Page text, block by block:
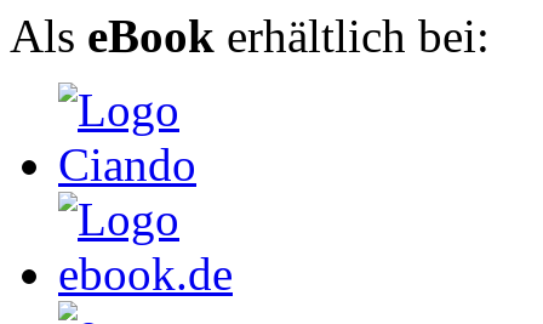
Als eBook erhältlich bei: